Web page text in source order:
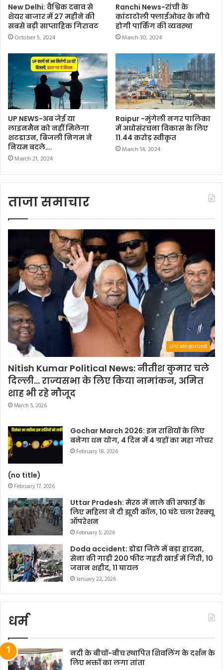
F
a
c
e
b
o
o
k
T
w
i
t
t
e
r
W
h
t
s
A
p
E
m
i
l
S
h
a
r
e
New Delhi: वैश्विक दबाव से
शेयर बाजार में 27 महीने की
सबसे बड़ी साप्ताहिक गिरावट
October 5, 2024
Ranchi News-रांची के
कांटाटोली फ्लाईओवर के नीचे
होगी पार्किंग की व्यवस्था
March 30, 2024
UP NEWS-अब जेई या
लाइनमैन को नहीं मिलेगा
शटडाउन, बिजली निगम ने
नियम बदले….
March 21, 2024
Raipur -मुंगेली नगर पालिका
में अधोसंरचना विकास के लिए
11.44 करोड़ स्वीकृत
March 14, 2024
ताजा समाचार
Uncategorized
Nitish Kumar Political News: नीतीश कुमार चले
दिल्ली… राज्यसभा के लिए किया नामांकन, अमित
शाह भी रहे मौजूद
March 5, 2026
Gochar March 2026: इन राशियों के लिए
बनेगा धन योग, 4 दिन में 4 ग्रहों का महा गोचर
February 18, 2026
(no title)
February 17, 2026
Uttar Pradesh: मेरठ में नाले की सफाई के
लिए महिला ने दी झूठी कॉल, 10 घंटे चला रेस्क्यू
ऑपरेशन
February 5, 2026
Doda accident: डोडा जिले में बड़ा हादसा,
सेना की गाड़ी 200 फीट गहरी खाई में गिरी, 10
जवान शहीद, 11 घायल
January 22, 2026
धर्म
नदी के बीचों-बीच स्थापित शिवलिंग के दर्शन के
लिए भक्तों का लगा तांता